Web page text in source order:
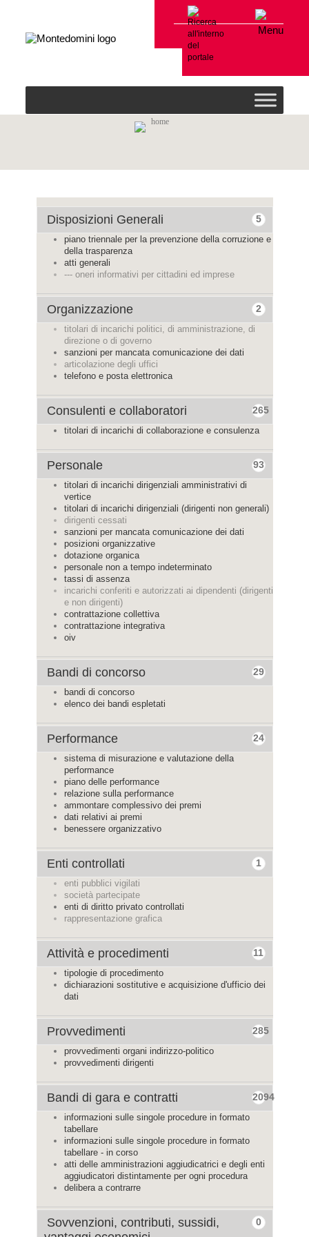
Menu
home
5
Disposizioni Generali
piano triennale per la prevenzione della corruzione e
della trasparenza
atti generali
--- oneri informativi per cittadini ed imprese
2
Organizzazione
titolari di incarichi politici, di amministrazione, di
direzione o di governo
sanzioni per mancata comunicazione dei dati
articolazione degli uffici
telefono e posta elettronica
265
Consulenti e collaboratori
titolari di incarichi di collaborazione e consulenza
93
Personale
titolari di incarichi dirigenziali amministrativi di
vertice
titolari di incarichi dirigenziali (dirigenti non generali)
dirigenti cessati
sanzioni per mancata comunicazione dei dati
posizioni organizzative
dotazione organica
personale non a tempo indeterminato
tassi di assenza
incarichi conferiti e autorizzati ai dipendenti (dirigenti
e non dirigenti)
contrattazione collettiva
contrattazione integrativa
oiv
29
Bandi di concorso
bandi di concorso
elenco dei bandi espletati
24
Performance
sistema di misurazione e valutazione della
performance
piano delle performance
relazione sulla performance
ammontare complessivo dei premi
dati relativi ai premi
benessere organizzativo
1
Enti controllati
enti pubblici vigilati
società partecipate
enti di diritto privato controllati
rappresentazione grafica
11
Attività e procedimenti
tipologie di procedimento
dichiarazioni sostitutive e acquisizione d'ufficio dei
dati
285
Provvedimenti
provvedimenti organi indirizzo-politico
provvedimenti dirigenti
2094
Bandi di gara e contratti
informazioni sulle singole procedure in formato
tabellare
informazioni sulle singole procedure in formato
tabellare - in corso
atti delle amministrazioni aggiudicatrici e degli enti
aggiudicatori distintamente per ogni procedura
delibera a contrarre
0
Sovvenzioni, contributi, sussidi,